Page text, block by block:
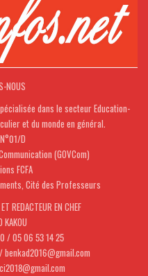
NOUS
dans le secteur Education-
et du monde en général.
D
(GOVCom)
FCFA
Cité des Professeurs
REDACTEUR EN CHEF
KAKOU
/ 05 06 53 14 25